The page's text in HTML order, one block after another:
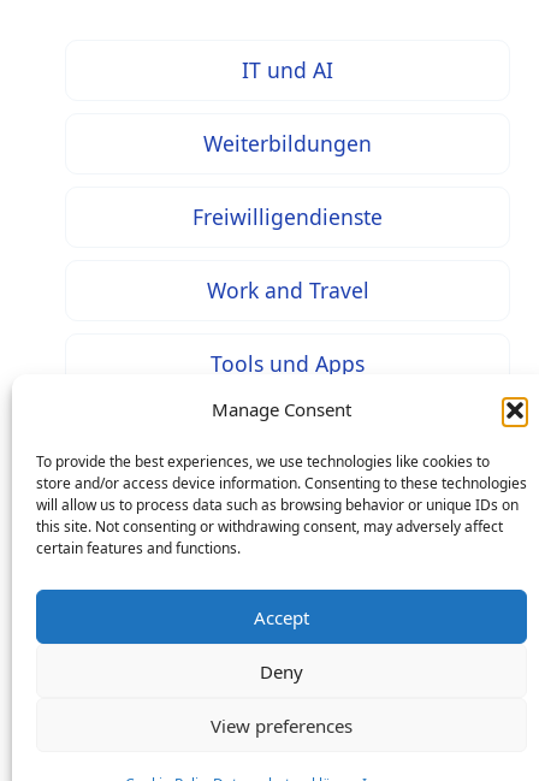
Manage Consent
To provide the best experiences, we use technologies like cookies to
store and/or access device information. Consenting to these technologies
will allow us to process data such as browsing behavior or unique IDs on
this site. Not consenting or withdrawing consent, may adversely affect
certain features and functions.
Accept
Deny
View preferences
IT und AI
Weiterbildungen
Freiwilligendienste
Work and Travel
Tools und Apps
* Bei mit diesem Zeichen gekennzeichneten Inhalten
handelt es sich um Werbung / Affiliate Links: Beim Kauf
uns mit finanzieren.
Ausbildung, Studium und Jobs in Deutschland